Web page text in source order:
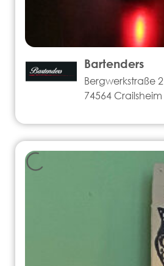
Bartenders
Bergwerkstraße 2
74564 Crailsheim